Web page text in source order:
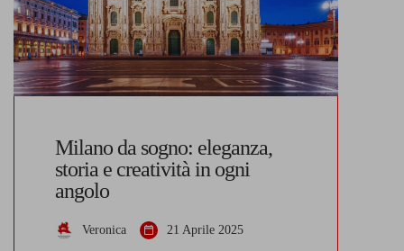
Milano da sogno: eleganza,
storia e creatività in ogni
angolo
Veronica 21 Aprile 2025